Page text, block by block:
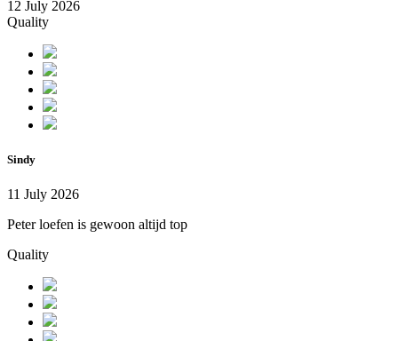
12 July 2026
Quality
Sindy
11 July 2026
Peter loefen is gewoon altijd top
Quality